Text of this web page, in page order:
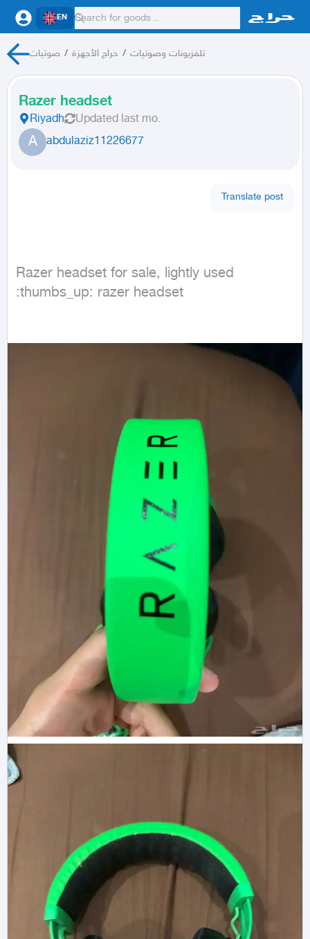
EN
صوتيات / حراج الأجهزة / تلفزيونات وصوتيات
Razer headset
Riyadh Updated last mo.
A abdulaziz11226677
Translate post
Razer headset for sale, lightly used
:thumbs_up: razer headset